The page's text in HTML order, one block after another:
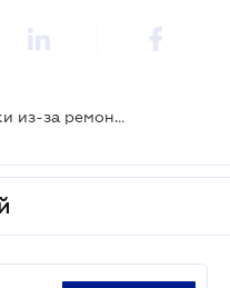
Когда в Киеве закончатся пробки из-за ремонта дорог?